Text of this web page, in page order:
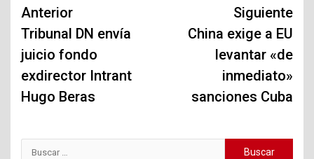
Navegación
de
entradas
Anterior
Tribunal DN envía
juicio fondo
exdirector Intrant
Hugo Beras
Siguiente
China exige a EU
levantar «de
inmediato»
sanciones Cuba
Buscar: